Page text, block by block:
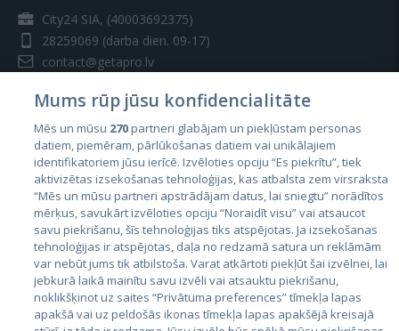
City24 SIA, (40003692375)
28259069 (darba dien. 09-17)
contact@getapro.lv
Valstis
Igaunija
Latvija
Lietuva
Mums rūp jūsu konfidencialitāte
Mēs un mūsu 270partneri glabājam un piekļūstam personas
datiem, piemēram, pārlūkošanas datiem vai unikālajiem
identifikatoriem jūsu ierīcē. Izvēloties opciju “Es piekrītu”, tiek
aktivizētas izsekošanas tehnoloģijas, kas atbalsta zem virsraksta
“Mēs un mūsu partneri apstrādājam datus, lai sniegtu” norādītos
mērķus, savukārt izvēloties opciju “Noraidīt visu” vai atsaucot
savu piekrišanu, šīs tehnoloģijas tiks atspējotas. Ja izsekošanas
tehnoloģijas ir atspējotas, daļa no redzamā satura un reklāmām
var nebūt jums tik atbilstoša. Varat atkārtoti piekļūt šai izvēlnei, lai
jebkurā laikā mainītu savu izvēli vai atsauktu piekrišanu,
noklikšķinot uz saites “Privātuma preferences” tīmekļa lapas
apakšā vai uz peldošās ikonas tīmekļa lapas apakšējā kreisajā